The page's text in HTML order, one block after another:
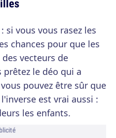
si vous vous rasez les
chances pour que les
vecteurs de
prêtez le déo qui a
pouvez être sûr que
est vrai aussi :
les enfants.